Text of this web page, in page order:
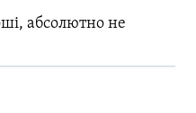
абсолютно не